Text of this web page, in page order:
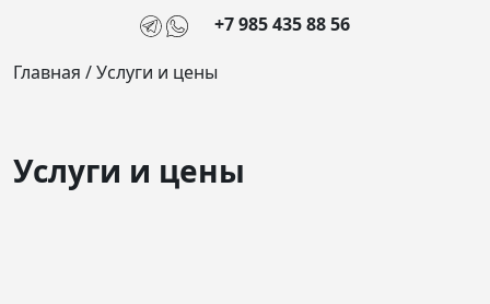
+7 985 435 88 56
Главная /Услуги и цены
Услуги и цены